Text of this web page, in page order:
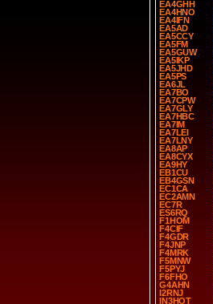
EA4GHH
EA4HNO
EA4IFN
EA5AD
EA5CCY
EA5FM
EA5GUW
EA5IKP
EA5JHD
EA5PS
EA6JL
EA7BO
EA7CPW
EA7GLY
EA7HBC
EA7IM
EA7LEI
EA7LNY
EA8AP
EA8CYX
EA9HY
EB1CU
EB4GSN
EC1CA
EC2AMN
EC7R
ES6RQ
F1HOM
F4CIF
F4GDR
F4JNP
F4MRK
F5MNW
F5PYJ
F6FHO
G4AHN
I2RNJ
IN3HOT